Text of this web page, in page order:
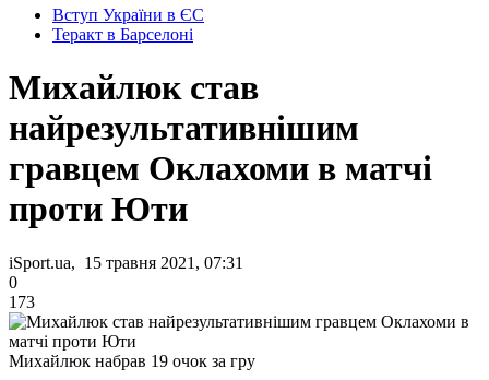
Вступ України в ЄС
Теракт в Барселоні
Михайлюк став
найрезультативнішим
гравцем Оклахоми в матчі
проти Юти
iSport.ua, 15 травня 2021, 07:31
0
173
Михайлюк набрав 19 очок за гру